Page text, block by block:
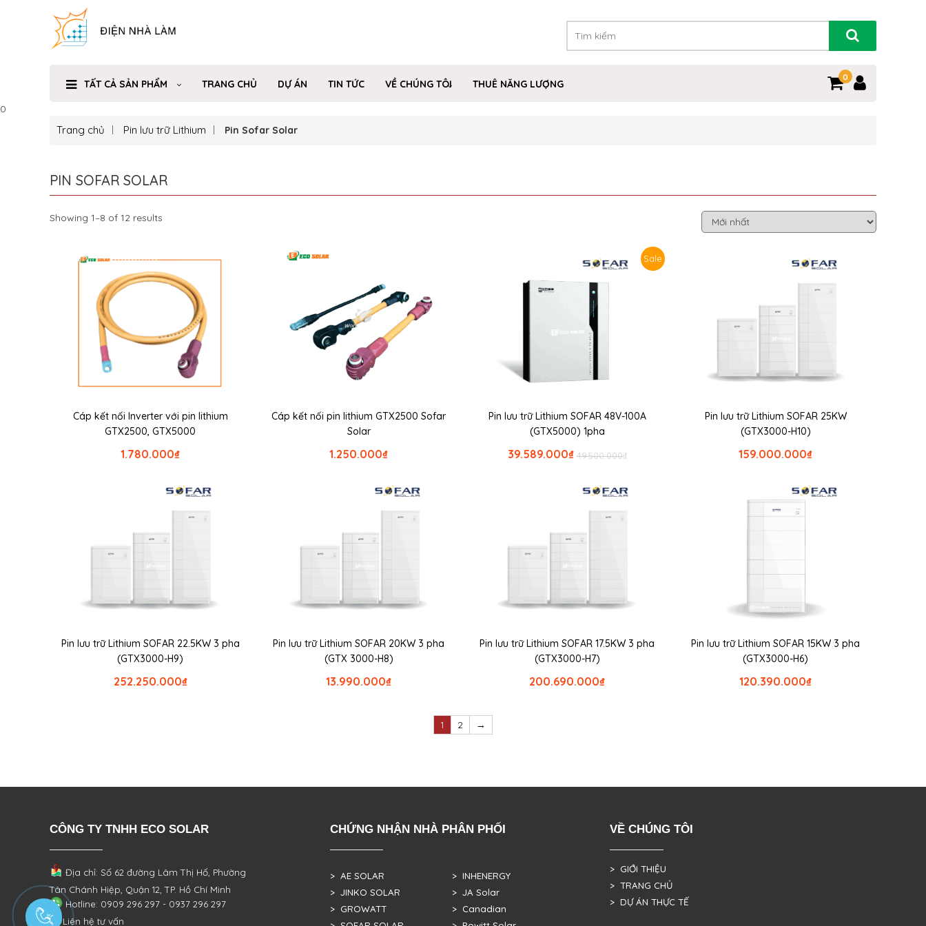
TẤT CẢ SẢN PHẨM TRANG CHỦ DỰ ÁN TIN TỨC VỀ CHÚNG TÔI THUÊ NĂNG LƯỢNG
0
0
Trang chủ Pin lưu trữ Lithium Pin Sofar Solar
PIN SOFAR SOLAR
Showing 1–8 of 12 results
Cáp kết nối Inverter với pin lithium
GTX2500, GTX5000
₫
1.780.000
Cáp kết nối pin lithium GTX2500 Sofar
Solar
₫
1.250.000
Sale
Pin lưu trữ Lithium SOFAR 48V-100A
(GTX5000) 1pha
₫
49.500.000
₫
39.589.000
Pin lưu trữ Lithium SOFAR 25KW
(GTX3000-H10)
₫
159.000.000
Pin lưu trữ Lithium SOFAR 22.5KW 3 pha
(GTX3000-H9)
₫
252.250.000
Pin lưu trữ Lithium SOFAR 20KW 3 pha
(GTX 3000-H8)
₫
13.990.000
Pin lưu trữ Lithium SOFAR 17.5KW 3 pha
(GTX3000-H7)
₫
200.690.000
Pin lưu trữ Lithium SOFAR 15KW 3 pha
(GTX3000-H6)
₫
120.390.000
1 2 →
CÔNG TY TNHH ECO SOLAR
Địa chỉ: Số 62 đường Lâm Thị Hố, Phường
Tân Chánh Hiệp, Quận 12, TP. Hồ Chí Minh
Hotline: 0909 296 297 - 0937 296 297
Liên hệ tư vấn
CHỨNG NHẬN NHÀ PHÂN PHỐI
> AE SOLAR
> JINKO SOLAR
> GROWATT
> INHENERGY
> JA Solar
> Canadian
VỀ CHÚNG TÔI
> GIỚI THIỆU
> TRANG CHỦ
> DỰ ÁN THỰC TẾ